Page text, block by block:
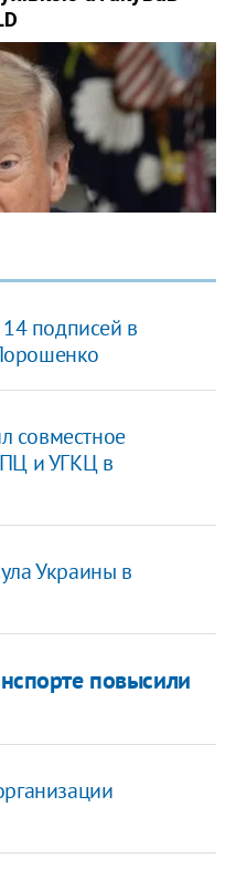
подписей в
совместное
и УГКЦ в
Украины в
повысили